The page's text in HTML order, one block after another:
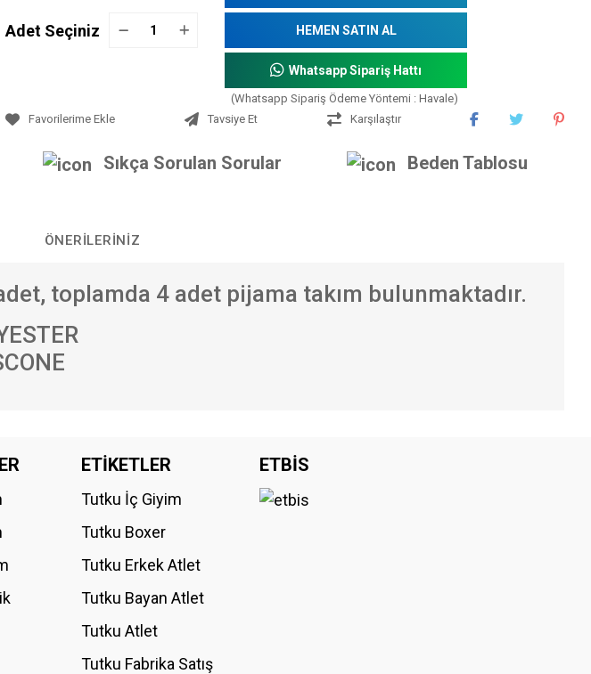
Adet Seçiniz HEMEN SATIN AL
Whatsapp Sipariş Hattı
(Whatsapp Sipariş Ödeme Yöntemi : Havale)
Tavsiye Et
Karşılaştır
Sıkça Sorulan Sorular Beden Tablosu
ÖNERILERINIZ
toplamda 4 adet pijama takım bulunmaktadır.
siz yapın! ETİKETLER
Tutku İç Giyim
Tutku Boxer
Tutku Erkek Atlet
Tutku Bayan Atlet
Tutku Atlet
Tutku Fabrika Satış
ETBİS